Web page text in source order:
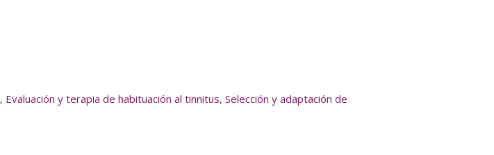
, Evaluación y terapia de habituación al tinnitus,Selección y adaptación de